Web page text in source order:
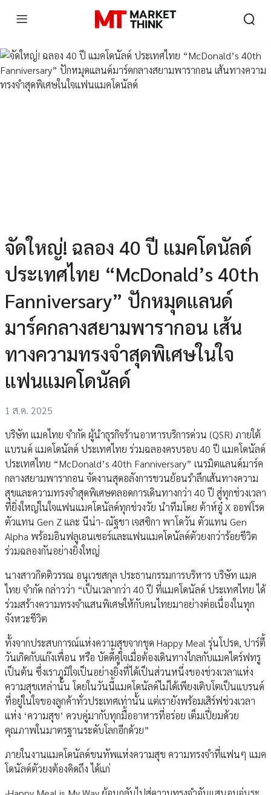
จัดใหญ่! ฉลอง 40 ปี แมคโดนัลด์
ประเทศไทย “McDonald’s 40th
Fanniversary” ปักหมุดแลนด์
มาร์คกลางสยามพารากอน เส้น
ทางความทรงจำสุดพิเศษในใจ
แฟนแมคโดนัลด์
1 ส.ค. 2025
บริษัท แมคไทย จำกัด ผู้นำธุรกิจร้านอาหารบริการด่วน (QSR) ภายใต้
แบรนด์ แมคโดนัลด์ ประเทศไทย ร่วมฉลองครบรอบ 40 ปี แมคโดนัลด์
ประเทศไทย “McDonald’s 40th Fanniversary” เนรมิตแลนด์มาร์ค
กลางสยามพารากอน จัดงานสุดอลังการชวนย้อนรำลึกเส้นทางความ
สุขและความทรงจำสุดพิเศษตลอดการเดินทางกว่า 40 ปี สู่ทุกช่วงเวลา
ที่ยิ่งใหญ่ในใจแฟนแมคโดนัลด์ทุกช่วงวัย นำทีมโดย ต้าห์อู๋ X ออฟโรด
ตัวแทน Gen Z และ นีน่า- ณัฐชา เจสซิกา พาโดวัน ตัวแทน Gen
Alpha พร้อมอินฟลูเอนเซอร์และแฟนแมคโดนัลด์ตัวยงกว่าร้อยชีวิต
ร่วมฉลองกันอย่างยิ่งใหญ่
นางสาวกิตติวรรณ อนุเวชสกุล ประธานกรรมการบริหาร บริษัท แมค
ไทย จำกัด กล่าวว่า “เป็นเวลากว่า 40 ปี ที่แมคโดนัลด์ ประเทศไทย ได้
ร่วมสร้างความทรงจำแสนพิเศษให้กับคนไทยมาอย่างต่อเนื่องในทุก
จังหวะชีวิต
ทั้งจากประสบการณ์แห่งความสุขจากชุด Happy Meal รุ่นโปรด, ปาร์ตี้
วันเกิดกับแก๊งเพื่อน หรือ บัดดี้คู่ใจเมื่อต้องเดินทางไกลกับแมคไดร์ฟทรู
เป็นต้น ซึ่งเราภูมิใจเป็นอย่างยิ่งที่ได้เป็นส่วนหนึ่งของช่วงเวลาแห่ง
ความสุขเหล่านั้น โดยในวันนี้แมคโดนัลด์ไม่ได้เพียงเติบโตเป็นแบรนด์
ที่อยู่ในใจของลูกค้าทั่วประเทศเท่านั้น แต่เรายังพร้อมเสิร์ฟช่วงเวลา
แห่ง ‘ความสุข’ ควบคู่มากับทุกมื้ออาหารที่อร่อย เต็มเปี่ยมด้วย
คุณภาพในมาตรฐานระดับโลกอีกด้วย”
ภายในงานแมคโดนัลด์ขนทัพแห่งความสุข ความทรงจำที่แฟนๆ แมค
โดนัลด์ตัวยงต้องคิดถึง ได้แก่